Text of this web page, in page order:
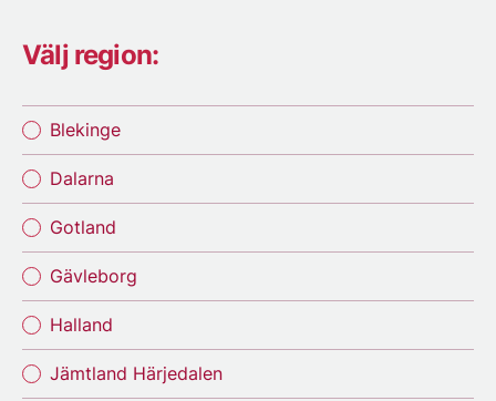
Välj region:
Blekinge
Dalarna
Gotland
Gävleborg
Halland
Jämtland Härjedalen